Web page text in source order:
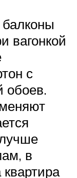
вагонкой
с
обоев.
в